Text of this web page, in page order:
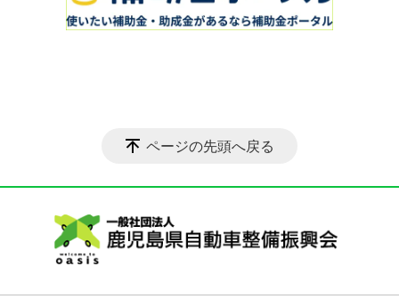
ページの先頭へ戻る